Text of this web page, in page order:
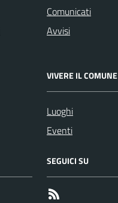
Comunicati
Avvisi
VIVERE IL COMUNE
Luoghi
Eventi
SEGUICI SU